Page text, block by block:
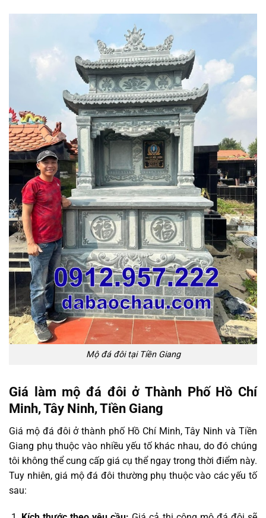
Mộ đá đôi tại Tiền Giang
Giá làm mộ đá đôi ở Thành Phố Hồ Chí
Minh, Tây Ninh, Tiền Giang
Giá mộ đá đôi ở thành phố Hồ Chí Minh, Tây Ninh và Tiền
Giang phụ thuộc vào nhiều yếu tố khác nhau, do đó chúng
tôi không thể cung cấp giá cụ thể ngay trong thời điểm này.
Tuy nhiên, giá mộ đá đôi thường phụ thuộc vào các yếu tố
sau: